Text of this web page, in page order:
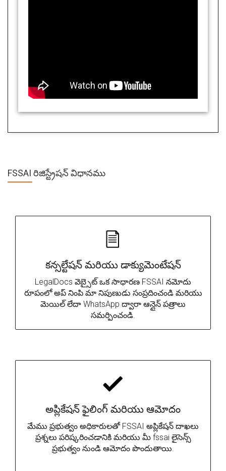
FSSAI రిజిస్ట్రేషన్ విధానము
కన్సల్టేషన్ మరియు డాక్యుమెంటేషన్
LegalDocs వెబ్సైట్ ఒక సాధారణ FSSAI నమోదు
రూపంలో అప్ నింపి మా నిపుణుడు సంప్రదించండి మరియు
మెయిల్ లేదా WhatsApp ద్వారా ఆన్లైన్ పత్రాలు
సమర్పించండి.
అప్లికేషన్ ఫైలింగ్ మరియు ఆమోదం
మేము ప్రభుత్వం అధికారులతో FSSAI అప్లికేషన్ దాఖలు
ప్రశ్నలు పరిష్కరించడానికి మరియు మీ fssai లైసెన్స్
ప్రభుత్వం నుండి ఆమోదం పొందుతాయి.